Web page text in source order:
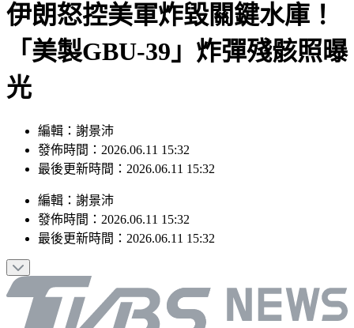
伊朗怒控美軍炸毀關鍵水庫！
「美製GBU-39」炸彈殘骸照曝
光
編輯：謝景沛
發佈時間：2026.06.11 15:32
最後更新時間：2026.06.11 15:32
編輯 ： 謝景沛
發佈時間： 2026.06.11 15:32
最後更新時間： 2026.06.11 15:32